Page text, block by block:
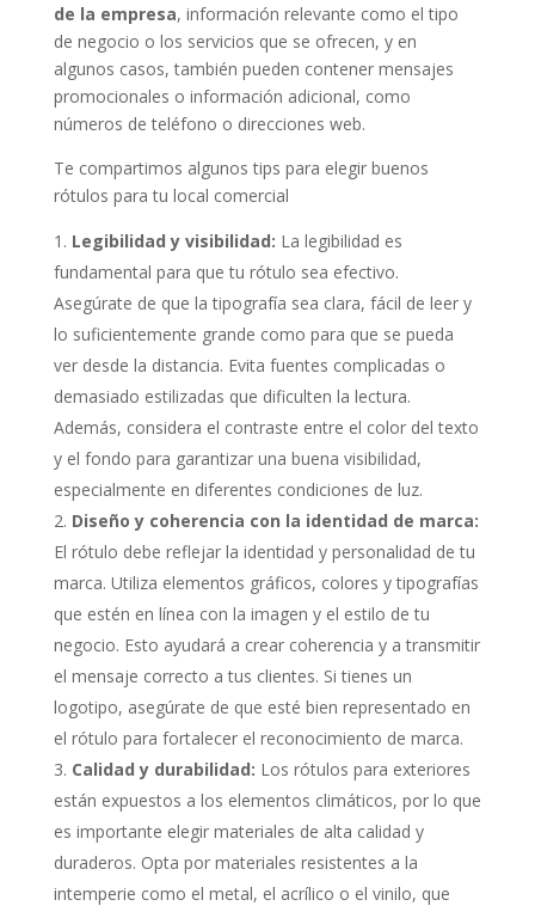
de la empresa, información relevante como el tipo
de negocio o los servicios que se ofrecen, y en
algunos casos, también pueden contener mensajes
promocionales o información adicional, como
números de teléfono o direcciones web.
Te compartimos algunos tips para elegir buenos
rótulos para tu local comercial
Legibilidad y visibilidad: La legibilidad es
fundamental para que tu rótulo sea efectivo.
Asegúrate de que la tipografía sea clara, fácil de leer y
lo suficientemente grande como para que se pueda
ver desde la distancia. Evita fuentes complicadas o
demasiado estilizadas que dificulten la lectura.
Además, considera el contraste entre el color del texto
y el fondo para garantizar una buena visibilidad,
especialmente en diferentes condiciones de luz.
Diseño y coherencia con la identidad de marca:
El rótulo debe reflejar la identidad y personalidad de tu
marca. Utiliza elementos gráficos, colores y tipografías
que estén en línea con la imagen y el estilo de tu
negocio. Esto ayudará a crear coherencia y a transmitir
el mensaje correcto a tus clientes. Si tienes un
logotipo, asegúrate de que esté bien representado en
el rótulo para fortalecer el reconocimiento de marca.
Calidad y durabilidad: Los rótulos para exteriores
están expuestos a los elementos climáticos, por lo que
es importante elegir materiales de alta calidad y
duraderos. Opta por materiales resistentes a la
intemperie como el metal, el acrílico o el vinilo, que